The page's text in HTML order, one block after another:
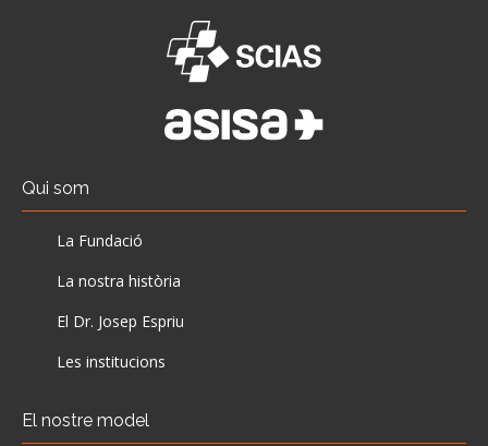
Qui som
La Fundació
La nostra història
El Dr. Josep Espriu
Les institucions
El nostre model